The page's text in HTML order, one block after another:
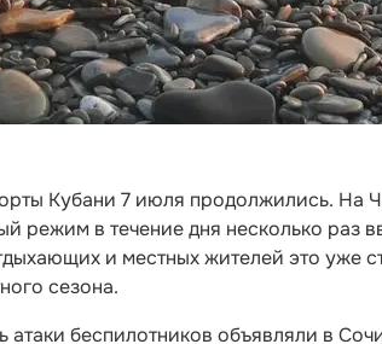
Кубани 7 июля продолжились. На
режим в течение дня несколько раз
и местных жителей это уже
сезона.
атаки беспилотников объявляли в